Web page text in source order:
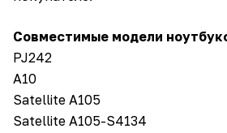
Совместимые модели
PJ242
A10
Satellite A105
Satellite A105-S4134